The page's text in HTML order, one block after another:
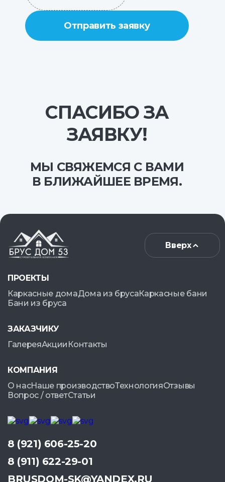
Отправить заявку
СПАСИБО ЗА
ЗАЯВКУ!
МЫ СВЯЖЕМСЯ С ВАМИ
В БЛИЖАЙШЕЕ ВРЕМЯ.
ПРОЕКТЫ
Каркасные домаДома из брусаКаркасные бани
Бани из бруса
ЗАКАЗЧИКУ
ГалереяАкции Контакты
КОМПАНИЯ
О насНаше производствоТехнологияОтзывы
Вопрос / ответСтатьи
Вверх
8 (921) 606-25-20
8 (911) 622-29-01
BRUSDOM-SK@YANDEX.RU